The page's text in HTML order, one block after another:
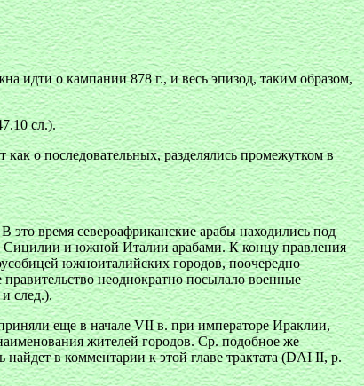
идти о кампании 878 г., и весь эпизод, таким образом,
сл.).
о последовательных, разделялись промежутком в
время североафриканские арабы находились под
Сицилии и южной Италии арабами. К концу правления
южноиталийских городов, поочередно
неоднократно посылало военные
след.).
еще в начале VII в. при императоре Ираклии,
жителей городов. Ср. подобное же
в комментарии к этой главе трактата (DAI II, р.